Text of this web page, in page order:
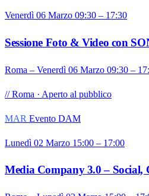
Venerdì 06 Marzo 09:30 – 17:30
Sessione Foto & Video con
Roma – Venerdì 06 Marzo 09:30 –
// Roma · Aperto al pubblico
MAR Evento DAM
Lunedì 02 Marzo 15:00 – 17:00
Media Company 3.0 – Social,